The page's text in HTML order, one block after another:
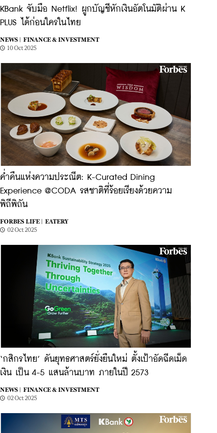
KBank จับมือ Netflix! ผูกบัญชีหักเงินอัตโนมัติผ่าน K
PLUS ได้ก่อนใครในไทย
NEWS |
FINANCE & INVESTMENT
10 Oct 2025
ค่ำคืนแห่งความประณีต: K-Curated Dining
Experience @CODA รสชาติที่ร้อยเรียงด้วยความ
พิถีพิถัน
FORBES LIFE |
EATERY
02 Oct 2025
‘กสิกรไทย’ ดันยุทธศาสตร์ยั่งยืนใหม่ ตั้งเป้าอัดฉีดเม็ด
เงิน เป็น 4-5 แสนล้านบาท ภายในปี 2573
NEWS |
FINANCE & INVESTMENT
02 Oct 2025